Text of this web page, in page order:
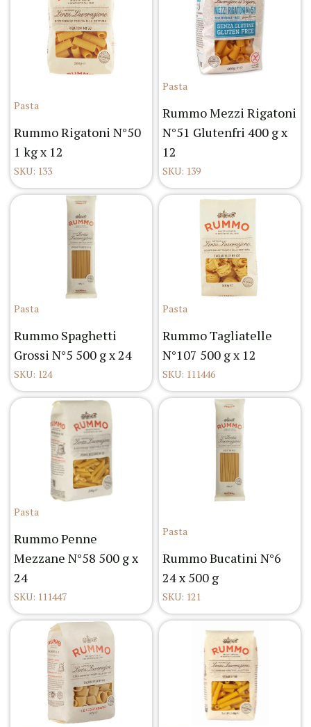
Pasta
Rummo Rigatoni N°50
1 kg x 12
SKU: 133
Pasta
Rummo Mezzi Rigatoni
N°51 Glutenfri 400 g x
12
SKU: 139
Pasta
Rummo Spaghetti
Grossi N°5 500 g x 24
SKU: 124
Pasta
Rummo Tagliatelle
N°107 500 g x 12
SKU: 111446
Pasta
Rummo Penne
Mezzane N°58 500 g x
24
SKU: 111447
Pasta
Rummo Bucatini N°6
24 x 500 g
SKU: 121